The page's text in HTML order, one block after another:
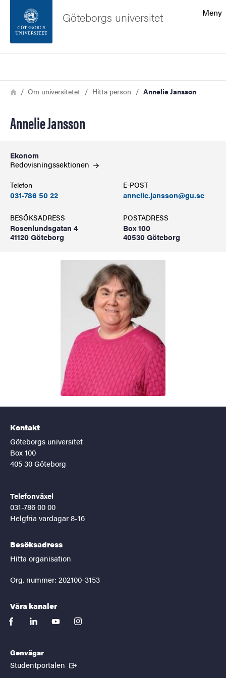
Sidfoten
Meny
Göteborgs universitet
Länkstig
HemOm universitetet Hitta person Annelie Jansson
Annelie Jansson
Ekonom
Redovisningssektionen
Telefon
031-786 50 22
E-POST
annelie.jansson@gu.se
BESÖKSADRESS
Rosenlundsgatan 4
41120 Göteborg
POSTADRESS
Box 100
40530 Göteborg
Kontakt
Göteborgs universitet
Box 100
405 30 Göteborg
Telefonväxel
031-786 00 00
Helgfria vardagar 8-16
Besöksadress
Hitta organisation
Org. nummer: 202100-3153
Våra kanaler
facebooklinkedinyoutubeinstagram
Genvägar
Studentportalen (Extern länk)